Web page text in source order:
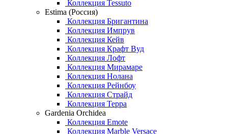
Коллекция Tessuto
Estima (Россия)
Коллекция Бригантина
Коллекция Импрув
Коллекция Кейв
Коллекция Крафт Вуд
Коллекция Лофт
Коллекция Мирамаре
Коллекция Нолана
Коллекция Рейнбоу
Коллекция Страйд
Коллекция Терра
Gardenia Orchidea
Коллекция Emote
Коллекция Marble Versace